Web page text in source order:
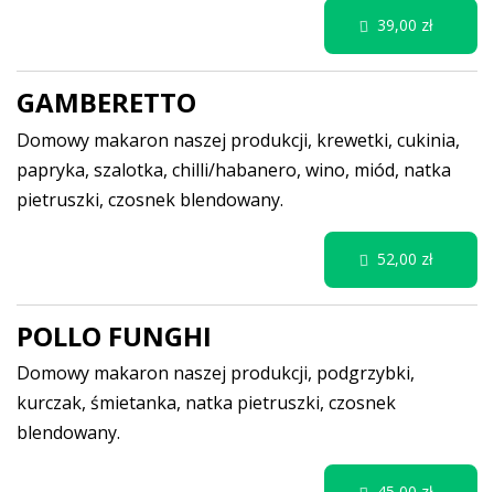
GAMBERETTO
Domowy makaron naszej produkcji, krewetki, cukinia,
papryka, szalotka, chilli/habanero, wino, miód, natka
pietruszki, czosnek blendowany.
POLLO FUNGHI
Domowy makaron naszej produkcji, podgrzybki,
kurczak, śmietanka, natka pietruszki, czosnek
blendowany.